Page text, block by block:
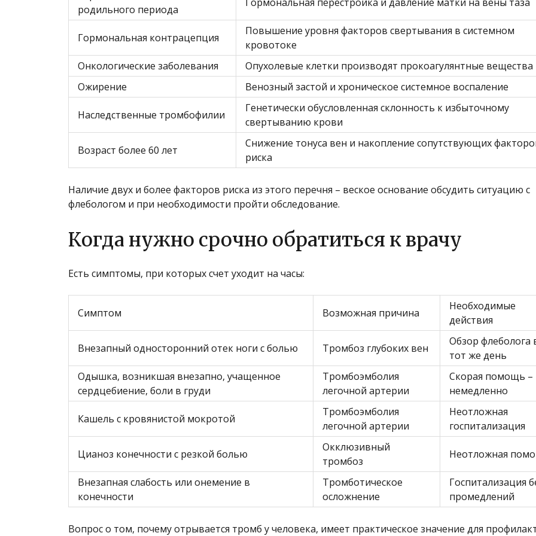
родильного периода
Гормональная контрацепция
Повышение уровня факторов свертывания в системном
кровотоке
Онкологические заболевания
Опухолевые клетки производят прокоагулянтные вещества
Ожирение
Венозный застой и хроническое системное воспаление
Наследственные тромбофилии
Генетически обусловленная склонность к избыточному
свертыванию крови
Возраст более 60 лет
Снижение тонуса вен и накопление сопутствующих
риска
Наличие двух и более факторов риска из этого перечня – веское основание обсудить ситуацию с
флебологом и при необходимости пройти обследование.
Когда нужно срочно обратиться к врачу
Есть симптомы, при которых счет уходит на часы:
Симптом Возможная причина
Необходимые
действия
Внезапный односторонний отек ноги с болью Тромбоз глубоких вен
Обзор флеболога
тот же день
Одышка, возникшая внезапно, учащенное
сердцебиение, боли в груди
Тромбоэмболия
легочной артерии
Скорая помощь –
немедленно
Кашель с кровянистой мокротой
Тромбоэмболия
легочной артерии
Неотложная
госпитализация
Цианоз конечности с резкой болью
Окклюзивный
тромбоз
Неотложная
Внезапная слабость или онемение в
конечности
Тромботическое
осложнение
Госпитализация
промедлений
Вопрос о том, почему отрывается тромб у человека, имеет практическое значение для